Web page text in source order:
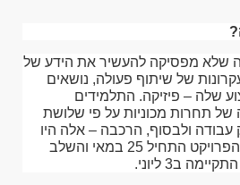
שלא מפסיקה להעשיר את הידע של
של שיתוף פעולה, נושאים
שלה – פיזיקה. התלמידים
תחרות מכוניות על פי שלושת
עבודה ולבסוף, הרכבה – אלה היו
הצעדים של כל קבוצות. הפרויקט התחיל 25 במאי והשלב
ב3 ליוני.